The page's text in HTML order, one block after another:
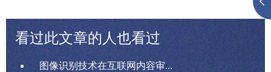
看过此文章的人也看过
图像识别技术在互联网内容审...